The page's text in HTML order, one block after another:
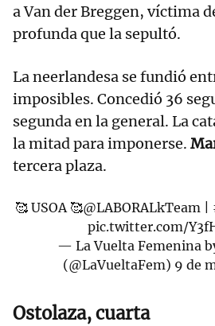
a Van der Breggen, víctima
profunda que la sepultó.
La neerlandesa se fundió
imposibles. Concedió 36
segunda en la general. La
la mitad para imponerse.
tercera plaza.
🥰 USOA 🥰@LABORALkTeam
pic.twitter.com/
— La Vuelta Femenina
(@LaVueltaFem) 9 de
Ostolaza, cuarta